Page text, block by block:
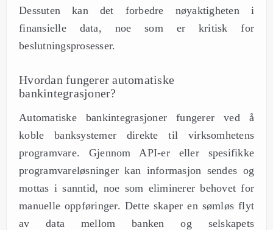
Dessuten kan det forbedre nøyaktigheten i
finansielle data, noe som er kritisk for
beslutningsprosesser.
Hvordan fungerer automatiske
bankintegrasjoner?
Automatiske bankintegrasjoner fungerer ved å
koble banksystemer direkte til virksomhetens
programvare. Gjennom API-er eller spesifikke
programvareløsninger kan informasjon sendes og
mottas i sanntid, noe som eliminerer behovet for
manuelle oppføringer. Dette skaper en sømløs flyt
av data mellom banken og selskapets